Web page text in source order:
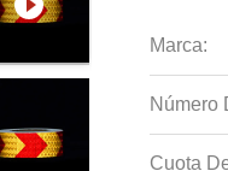
Marca:
Número
Cuota